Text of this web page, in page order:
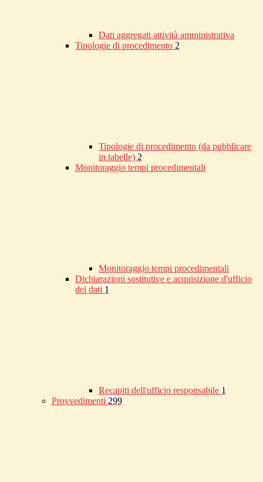
Dati aggregati attività amministrativa
Tipologie di procedimento 2
Tipologie di procedimento (da pubblicare
in tabelle) 2
Monitoraggio tempi procedimentali
Monitoraggio tempi procedimentali
Dichiarazioni sostitutive e acquisizione d'ufficio
dei dati 1
Recapiti dell'ufficio responsabile 1
Provvedimenti 299